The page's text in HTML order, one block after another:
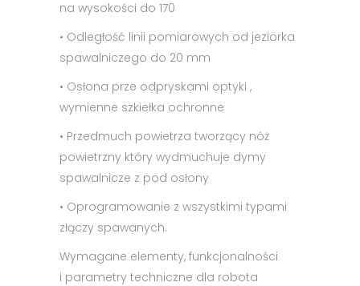
na wysokości do 170
• Odległość linii pomiarowych od jeziorka
spawalniczego do 20 mm
• Osłona prze odpryskami optyki ,
wymienne szkiełka ochronne
• Przedmuch powietrza tworzący nóż
powietrzny który wydmuchuje dymy
spawalnicze z pod osłony
• Oprogramowanie z wszystkimi typami
złączy spawanych.
Wymagane elementy, funkcjonalności
i parametry techniczne dla robota